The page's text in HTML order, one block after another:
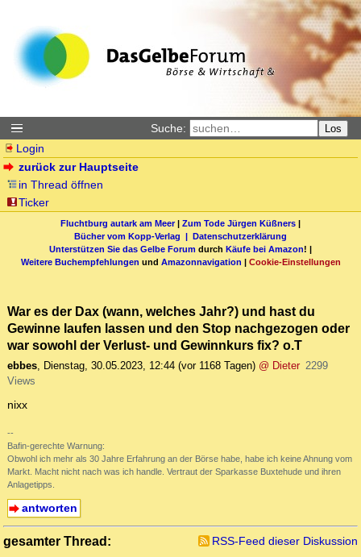
Suche: Los
Login
zurück zur Hauptseite
in Thread öffnen
Ticker
Fluchtburg autark am Meer| Zum Tode Jürgen Küßners |
Bücher vom Kopp-Verlag | Datenschutzerklärung
Unterstützen Sie das Gelbe Forum durch Käufe bei Amazon! |
Weitere Buchempfehlungen und Amazonnavigation | Cookie-Einstellungen
War es der Dax (wann, welches Jahr?) und hast du
Gewinne laufen lassen und den Stop nachgezogen oder
war sowohl der Verlust- und Gewinnkurs fix? o.T
ebbes, Dienstag, 30.05.2023, 12:44 (vor 1168 Tagen) @ Dieter 2299
Views
nixx
--
Bafin-gerechte Warnung:
Obwohl ich mehr als 30 Jahre Erfahrung an der Börse habe, habe ich keine Ahnung vom
Markt. Macht nicht nach was ich handle. Vertraut der Sparkasse Buxtehude und ihren
Anlagetipps.
antworten
gesamter Thread:
RSS-Feed dieser Diskussion